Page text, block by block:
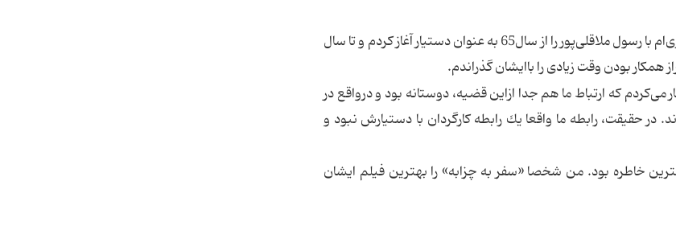
» یار دیرین این سینماگر نیز گفت: من همكاری‌ام با رسول ملاقلی‌پور را از سال65 به عنوان دستیار آغاز كردم و تا سال
می‌كردم كه ارتباط ما هم جدا ازاین قضیه، دوستانه بود و درواقع در
در حقیقت، رابطه ما واقعا یك رابطه كارگردان با دستیارش نبود و
بگویم همه آن 9 سال برایمان بهترین خاطره بود. من شخصا «سفر به چزابه» را بهترین فیلم ایشان